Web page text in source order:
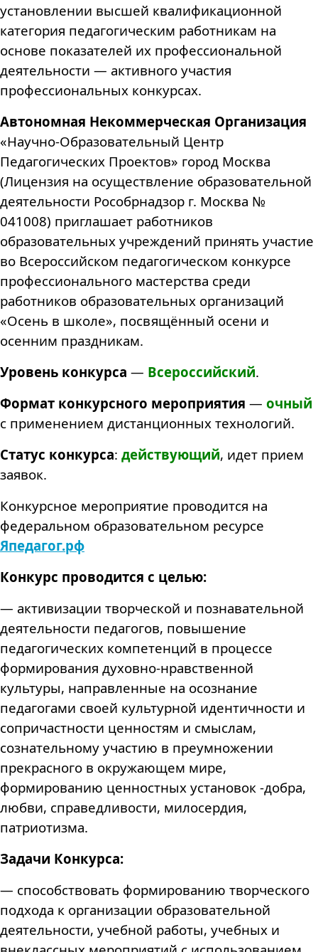
установлении высшей квалификационной
категория педагогическим работникам на
основе показателей их профессиональной
деятельности — активного участия
профессиональных конкурсах.
Автономная Некоммерческая Организация
«Научно-Образовательный Центр
Педагогических Проектов» город Москва
(Лицензия на осуществление образовательной
деятельности Рособрнадзор г. Москва №
041008) приглашает работников
образовательных учреждений принять участие
во Всероссийском педагогическом конкурсе
профессионального мастерства среди
работников образовательных организаций
«Осень в школе», посвящённый осени и
осенним праздникам.
Уровень конкурса — Всероссийский.
Формат конкурсного мероприятия — очный
с применением дистанционных технологий.
Статус конкурса: действующий, идет прием
заявок.
Конкурсное мероприятие проводится на
федеральном образовательном ресурсе
Япедагог.рф
Конкурс проводится с целью:
— активизации творческой и познавательной
деятельности педагогов, повышение
педагогических компетенций в процессе
формирования духовно-нравственной
культуры, направленные на осознание
педагогами своей культурной идентичности и
сопричастности ценностям и смыслам,
сознательному участию в преумножении
прекрасного в окружающем мире,
формированию ценностных установок -добра,
любви, справедливости, милосердия,
патриотизма.
Задачи Конкурса:
— способствовать формированию творческого
подхода к организации образовательной
деятельности, учебной работы, учебных и